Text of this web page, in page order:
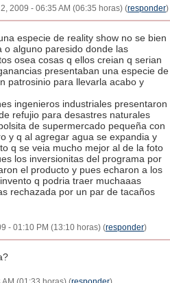
2009 - 06:35 AM (06:35 horas) (responder)
especie de reality show no se bien
o alguno paresido donde las
osea cosas q ellos creian q serian
presentaban una especie de
patrosinio para llevarla acabo y
ingenieros industriales presentaron
refujio para desastres naturales
de supermercado pequeña con
y q al agregar agua se expandia y
q se veia mucho mejor al de la foto
los inversionitas del programa por
el producto y pues echaron a los
q podria traer muchaaas
rechazada por un par de tacaños
- 01:10 PM (13:10 horas) (responder)